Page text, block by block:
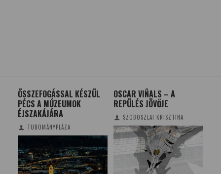
ÖSSZEFOGÁSSAL KÉSZÜL
PÉCS A MÚZEUMOK
ÉJSZAKÁJÁRA
TUDOMÁNYPLÁZA
OSCAR VIÑALS – A
REPÜLÉS JÖVŐJE
SZOBOSZLAI KRISZTINA